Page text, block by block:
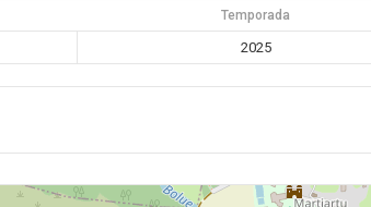
Temporada
2025